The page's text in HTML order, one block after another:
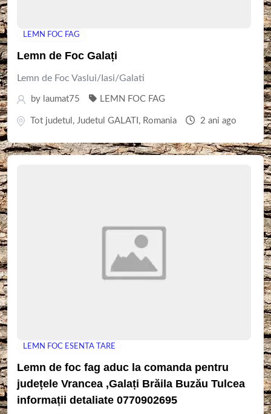
LEMN FOC FAG
Lemn de Foc Galați
Lemn de Foc Vaslui/Iasi/Galati
by laumat75 LEMN FOC FAG
Tot judetul , Judetul GALATI , Romania 2 ani ago
LEMN FOC ESENTA TARE
Lemn de foc fag aduc la comanda pentru
județele Vrancea ,Galați Brăila Buzău Tulcea
informații detaliate 0770902695